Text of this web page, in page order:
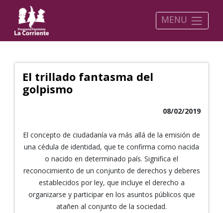
MENU
El trillado fantasma del
golpismo
08/02/2019
El concepto de ciudadanía va más allá de la emisión de
una cédula de identidad, que te confirma como nacida
o nacido en determinado país. Significa el
reconocimiento de un conjunto de derechos y deberes
establecidos por ley, que incluye el derecho a
organizarse y participar en los asuntos públicos que
atañen al conjunto de la sociedad.